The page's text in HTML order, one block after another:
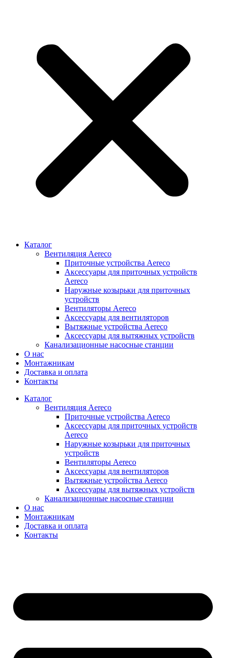
Каталог
Вентиляция Aereco
Приточные устройства Aereco
Аксессуары для приточных устройств
Aereco
Наружные козырьки для приточных
устройств
Вентиляторы Aereco
Аксессуары для вентиляторов
Вытяжные устройства Aereco
Аксессуары для вытяжных устройств
Канализационные насосные станции
О нас
Монтажникам
Доставка и оплата
Контакты
Каталог
Вентиляция Aereco
Приточные устройства Aereco
Аксессуары для приточных устройств
Aereco
Наружные козырьки для приточных
устройств
Вентиляторы Aereco
Аксессуары для вентиляторов
Вытяжные устройства Aereco
Аксессуары для вытяжных устройств
Канализационные насосные станции
О нас
Монтажникам
Доставка и оплата
Контакты